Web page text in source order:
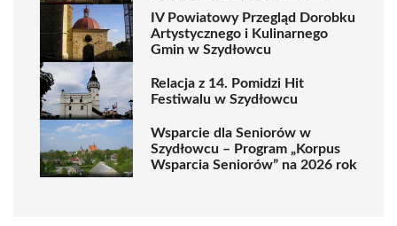
IV Powiatowy Przegląd Dorobku
Artystycznego i Kulinarnego
Gmin w Szydłowcu
Relacja z 14. Pomidzi Hit
Festiwalu w Szydłowcu
Wsparcie dla Seniorów w
Szydłowcu – Program „Korpus
Wsparcia Seniorów” na 2026 rok